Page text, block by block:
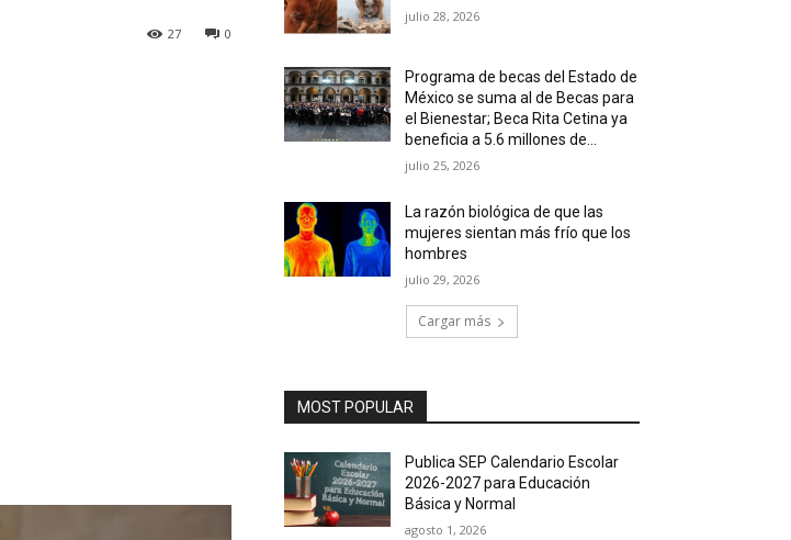
0
27
julio 28, 2026
Programa de becas del Estado de
México se suma al de Becas para
el Bienestar; Beca Rita Cetina ya
beneficia a 5.6 millones de...
julio 25, 2026
La razón biológica de que las
mujeres sientan más frío que los
hombres
julio 29, 2026
Cargar más
MOST POPULAR
Publica SEP Calendario Escolar
2026-2027 para Educación
Básica y Normal
agosto 1, 2026